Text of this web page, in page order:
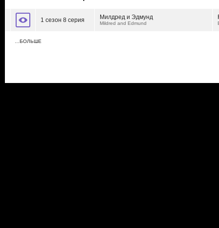
1 сезон 8 серия Милдред и Эдмунд
Mildred and Edmund
…БОЛЬШЕ